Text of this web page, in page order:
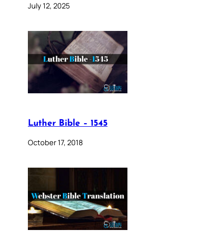
July 12, 2025
Luther Bible – 1545
October 17, 2018